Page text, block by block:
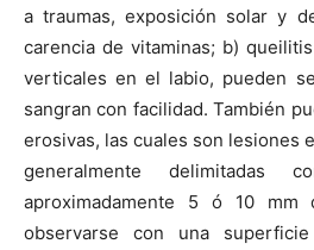
a traumas, exposición solar y
carencia de vitaminas; b)
verticales en el labio, pueden
sangran con facilidad. También
erosivas, las cuales son lesiones
generalmente delimitadas
aproximadamente 5 ó 10 mm
observarse con una